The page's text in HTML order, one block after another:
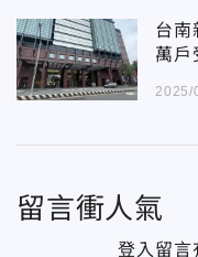
台南
萬戶
2025/
留言衝人氣
登入留言